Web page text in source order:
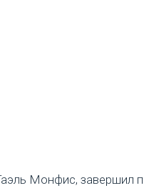
Монфис, завершил